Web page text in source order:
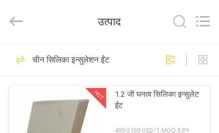
उत्पाद
Industrial
Rights
मिट्टी की आग रोक ईंट
77
उत्पाद
चीन सिलिका इन्सुलेशन ईंट
HOT
1.2 जी घनत्व सिलिका इन्सुलेट
ईंट
400-2100 USD/T MOQ:5 टन